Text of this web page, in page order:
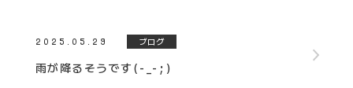
2025.05.29 ブログ
雨が降るそうです(-_-;)